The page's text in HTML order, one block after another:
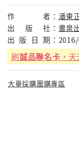
作 者： 潘東
出
版 社： 書泉
出 版 日 期：
刷誠品聯名卡 ，
大量採購團購專區